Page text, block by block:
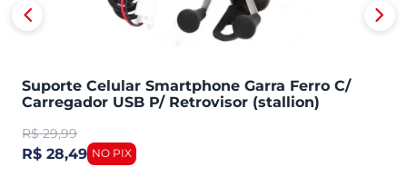
Suporte Celular Smartphone Garra Ferro C/
Carregador USB P/ Retrovisor (stallion)
R$ 29,99
R$ 28,49